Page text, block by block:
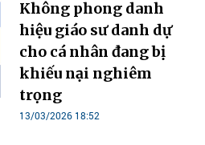
Không phong danh
hiệu giáo sư danh dự
cho cá nhân đang bị
khiếu nại nghiêm
trọng
13/03/2026 18:52